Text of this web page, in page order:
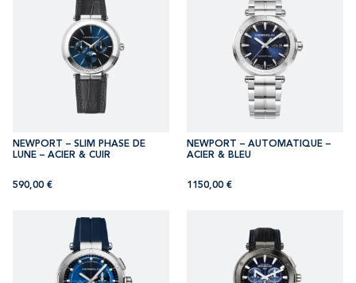
NEWPORT – SLIM PHASE DE
LUNE – ACIER & CUIR
590,00 €
NEWPORT – AUTOMATIQUE –
ACIER & BLEU
1150,00 €